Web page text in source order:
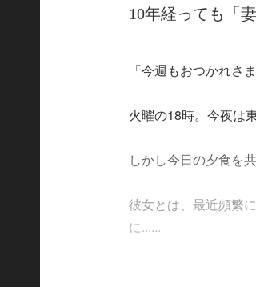
10年経っても「
「今週もおつかれさま
火曜の18時。今夜は
しかし今日の夕食を
彼女とは、最近頻繁
に......